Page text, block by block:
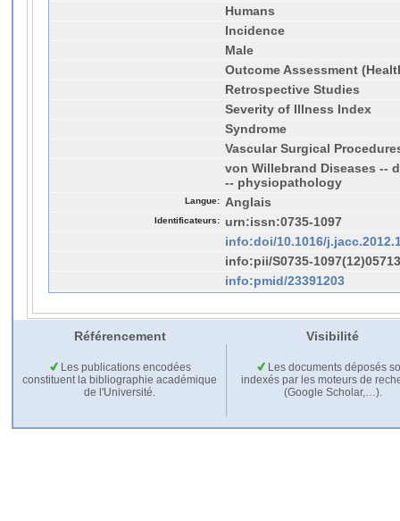
Humans
Incidence
Male
Outcome Assessment
Retrospective Studies
Severity of Illness Index
Syndrome
Vascular Surgical
von Willebrand Diseases --
-- physiopathology
Langue: Anglais
Identificateurs:
urn:issn:0735-1097
info:doi/10.1016/
info:pii/S0735-
info:pmid/23391203
Référencement Visibilité
Les publications encodées
constituent la bibliographie académique
de l'Université.
Les documents déposés
indexés par les moteurs de
(Google Scholar,…).